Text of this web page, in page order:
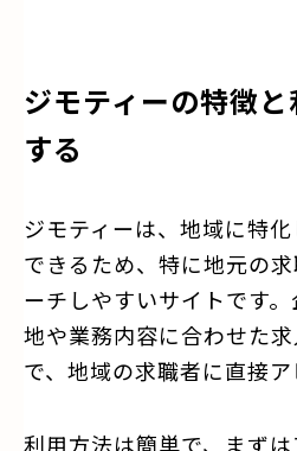
ジモティーの特徴
する
ジモティーは、地域に特
できるため、特に地元の
ーチしやすいサイトです
地や業務内容に合わせた
で、地域の求職者に直接ア
利用方法は簡単で、まず